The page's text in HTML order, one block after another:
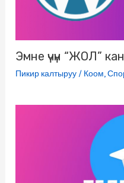
Эмне үчүн “ЖОЛ”
Пикир калтыруу / Коом,